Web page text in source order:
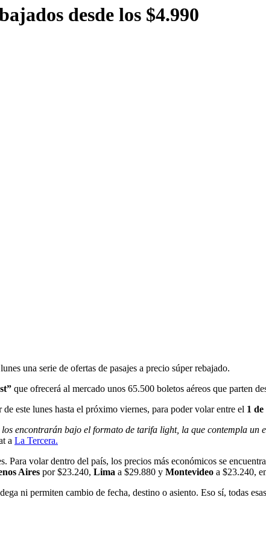
desde los $4.990
una serie de ofertas de pasajes a precio súper rebajado.
que ofrecerá al mercado unos 65.500 boletos aéreos que parten
este lunes hasta el próximo viernes, para poder volar entre el 1
encontrarán bajo el formato de tarifa light, la que contempla
a La Tercera.
Para volar dentro del país, los precios más económicos se
Aires por $23.240, Lima a $29.880 y Montevideo a $23.240,
ni permiten cambio de fecha, destino o asiento. Eso sí, todas